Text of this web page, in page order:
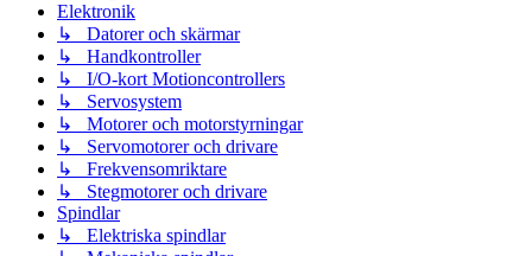
Elektronik
↳ Datorer och skärmar
↳ Handkontroller
↳ I/O-kort Motioncontrollers
↳ Servosystem
↳ Motorer och motorstyrningar
↳ Servomotorer och drivare
↳ Frekvensomriktare
↳ Stegmotorer och drivare
Spindlar
↳ Elektriska spindlar